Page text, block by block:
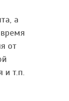
а
от
и т.п.